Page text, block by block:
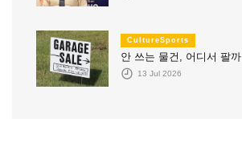
CultureSports
안 쓰는 물건, 어디서 팔까
13 Jul 2026